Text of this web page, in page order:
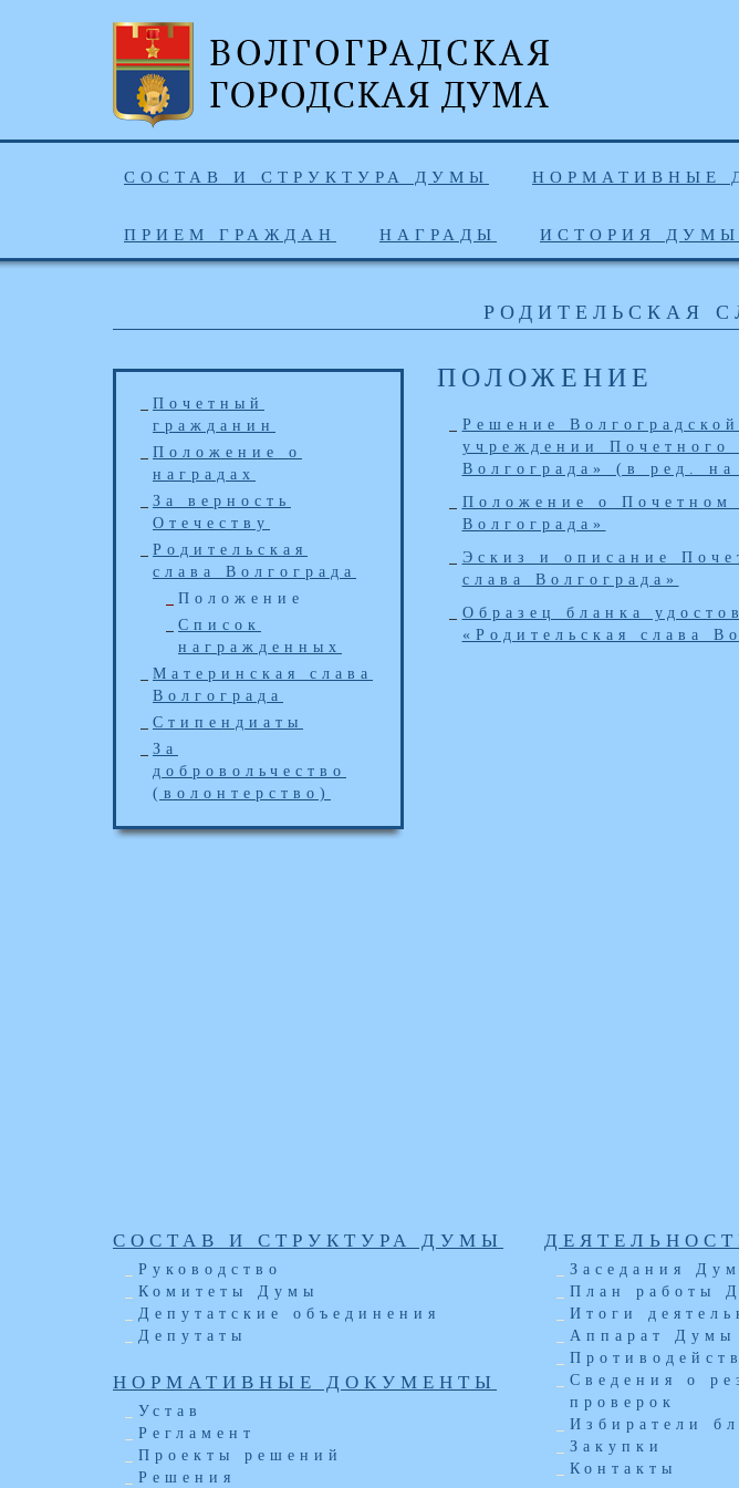
СОСТАВ И СТРУКТУРА ДУМЫ НОРМАТИВНЫЕ
ПРИЕМ ГРАЖДАН НАГРАДЫ ИСТОРИЯ ДУМЫ
РОДИТЕЛЬСКАЯ
Почетный
гражданин
Положение о
наградах
За верность
Отечеству
Родительская
слава Волгограда
Положение
Список
награжденных
Материнская слава
Волгограда
Стипендиаты
За
добровольчество
(волонтерство)
ПОЛОЖЕНИЕ
Решение
учреждении Почетного
Волгограда» (в ред.
Положение о Почетном
Волгограда»
Эскиз и описание
слава Волгограда»
Образец бланка
«Родительская слава
СОСТАВ И СТРУКТУРА ДУМЫ
Руководство
Комитеты Думы
Депутатские объединения
Депутаты
НОРМАТИВНЫЕ ДОКУМЕНТЫ
Устав
Регламент
Проекты решений
Решения
Заседания
План работы
Итоги
Аппарат Думы
Сведения о
проверок
Избиратели
Закупки
Контакты